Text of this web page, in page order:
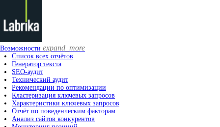
Возможности expand_more
Список всех отчётов
Генератор текста
SEO-аудит
Технический аудит
Рекомендации по оптимизации
Кластеризация ключевых запросов
Характеристики ключевых запросов
Отчёт по поведенческим факторам
Анализ сайтов конкурентов